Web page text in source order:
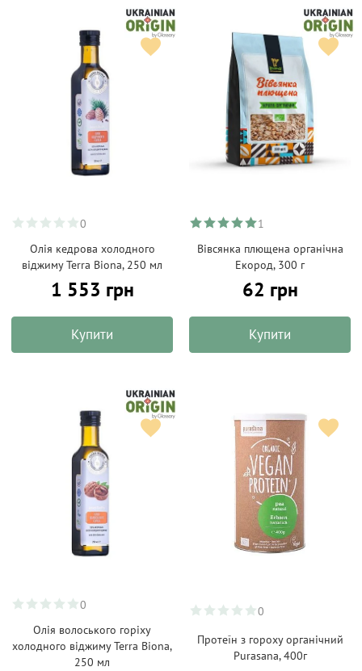
0
Oлія кедрова холодного
віджиму Terra Biona, 250 мл
1 553 грн
Купити
1
Вівсянка плющена органічна
Екород, 300 г
62 грн
Купити
0
Oлія волоського горіху
холодного віджиму Terra Biona,
250 мл
0
Протеїн з гороху органічний
Purasana, 400г